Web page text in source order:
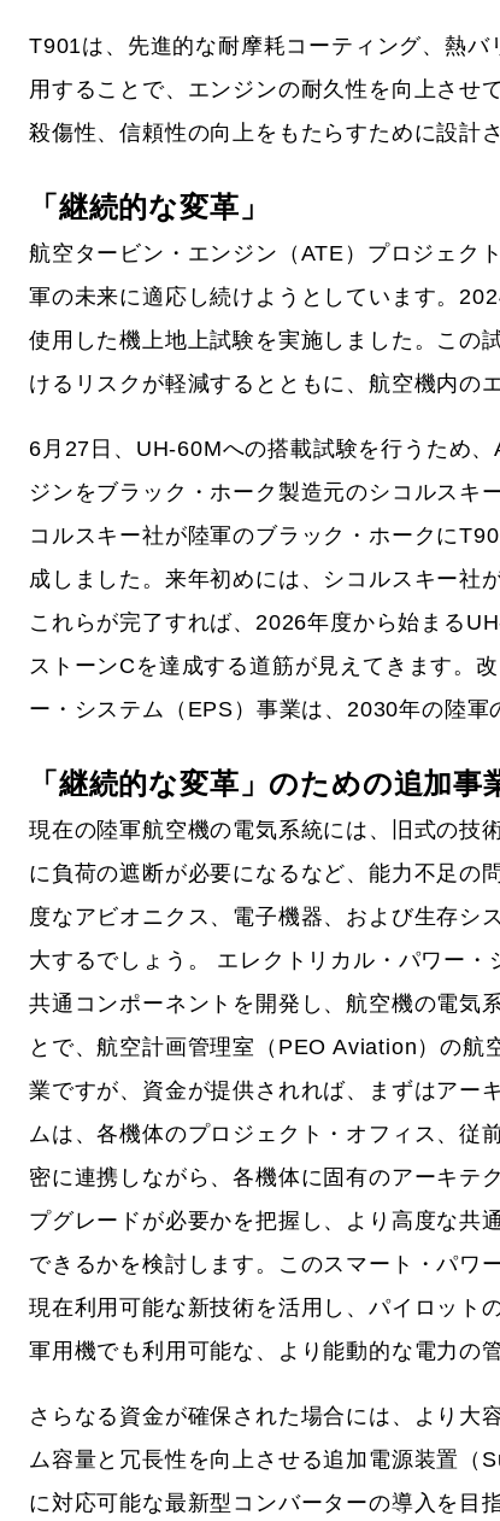
T901は、先進的な耐摩耗コーティング、熱
用することで、エンジンの耐久性を向上させ
殺傷性、信頼性の向上をもたらすために設計
「継続的な変革」
航空タービン・エンジン（ATE）プロジェク
軍の未来に適応し続けようとしています。
使用した機上地上試験を実施しました。この
けるリスクが軽減するとともに、航空機内の
6月27日、UH-60Mへの搭載試験を行うため
ジンをブラック・ホーク製造元のシコルスキ
コルスキー社が陸軍のブラック・ホークに
成しました。来年初めには、シコルスキー社
これらが完了すれば、2026年度から始まる
ストーンCを達成する道筋が見えてきます。
ー・システム（EPS）事業は、2030年の陸軍
「継続的な変革」のための追加事
現在の陸軍航空機の電気系統には、旧式の技
に負荷の遮断が必要になるなど、能力不足の
度なアビオニクス、電子機器、および生存シ
大するでしょう。 エレクトリカル・パワー
共通コンポーネントを開発し、航空機の電気
とで、航空計画管理室（PEO Aviation）の
業ですが、資金が提供されれば、まずはアー
ムは、各機体のプロジェクト・オフィス、従
密に連携しながら、各機体に固有のアーキテ
プグレードが必要かを把握し、より高度な共
できるかを検討します。このスマート・パワ
現在利用可能な新技術を活用し、パイロット
軍用機でも利用可能な、より能動的な電力の
さらなる資金が確保された場合には、より大
ム容量と冗長性を向上させる追加電源装置
に対応可能な最新型コンバーターの導入を目